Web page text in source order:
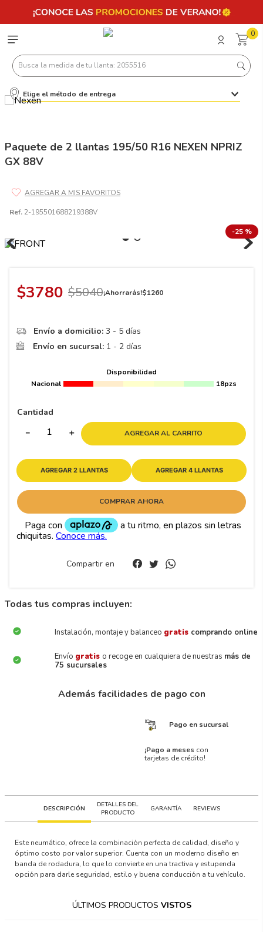
0
Busca la medida de tu llanta: 2055516
Elige el método de entrega
Paquete de 2 llantas 195/50 R16 NEXEN NPRIZ
GX 88V
Ref. 2-195501688219388V
-25 %
$3780 $5040¡Ahorrarás!$1260
Envío a domicilio: 3 - 5 días
Envío en sucursal: 1 - 2 días
Disponibilidad
Nacional
18pzs
Cantidad
＋
－ AGREGAR AL CARRITO
AGREGAR 2 LLANTAS AGREGAR 4 LLANTAS
COMPRAR AHORA
Compartir en
Todas tus compras incluyen:
Instalación, montaje y balanceo gratis comprando online
Envío gratis o recoge en cualquiera de nuestras más de
75 sucursales
Además facilidades de pago con
Pago en sucursal
¡Pago a meses con
tarjetas de crédito!
DESCRIPCIÓN
DETALLES DEL
PRODUCTO
GARANTÍA REVIEWS
Este neumático, ofrece la combinación perfecta de calidad, diseño y
óptimo costo por valor superior. Cuenta con un moderno diseño en
banda de rodadura, lo que lo convierte en una tractiva y estupenda
opción para darle seguridad, estilo y buena conducción a tu vehículo.
ÚLTIMOS PRODUCTOS VISTOS
Términos más buscados
2
7.245